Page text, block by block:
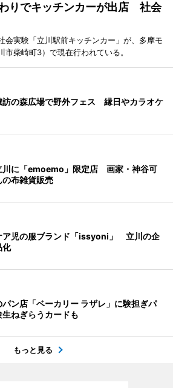
りでキッチンカーが出店 社会
会実験「立川駅前キッチンカー」が、多摩モ
市柴崎町3）で現在行われている。
訪の森広場で野外フェス 縁日やカラオケ
川に「emoemo」限定店 画家・神谷可
の布雑貨販売
ア児の服ブランド「issyoni」 立川の企
化
パン店「ベーカリー ラザレ」に験担ぎパ
ねぎらうカードも
もっと見る